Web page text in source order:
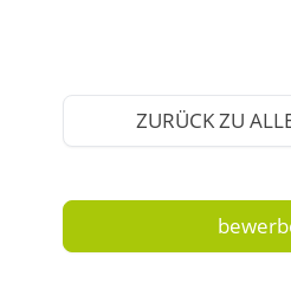
ZURÜCK ZU